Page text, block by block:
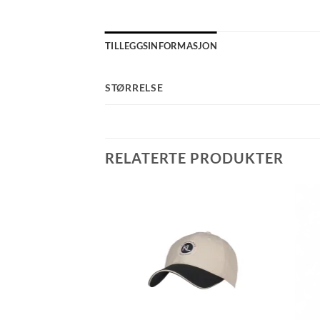
TILLEGGSINFORMASJON
STØRRELSE
RELATERTE PRODUKTER